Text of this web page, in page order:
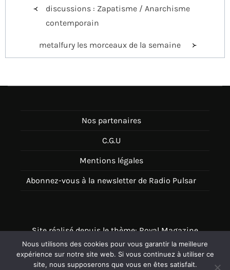
l’article
discussions : Zapatisme / Anarchisme
contemporain
metalfury les morceaux de la semaine
Nos partenaires
C.G.U
Mentions légales
Abonnez-vous à la newsletter de Radio Pulsar
Site réalisé depuis le thème: Royal Magazine
Thème disponible sur Wordpress
Nous utilisons des cookies pour vous garantir la meilleure
expérience sur notre site web. Si vous continuez à utiliser ce
site, nous supposerons que vous en êtes satisfait.